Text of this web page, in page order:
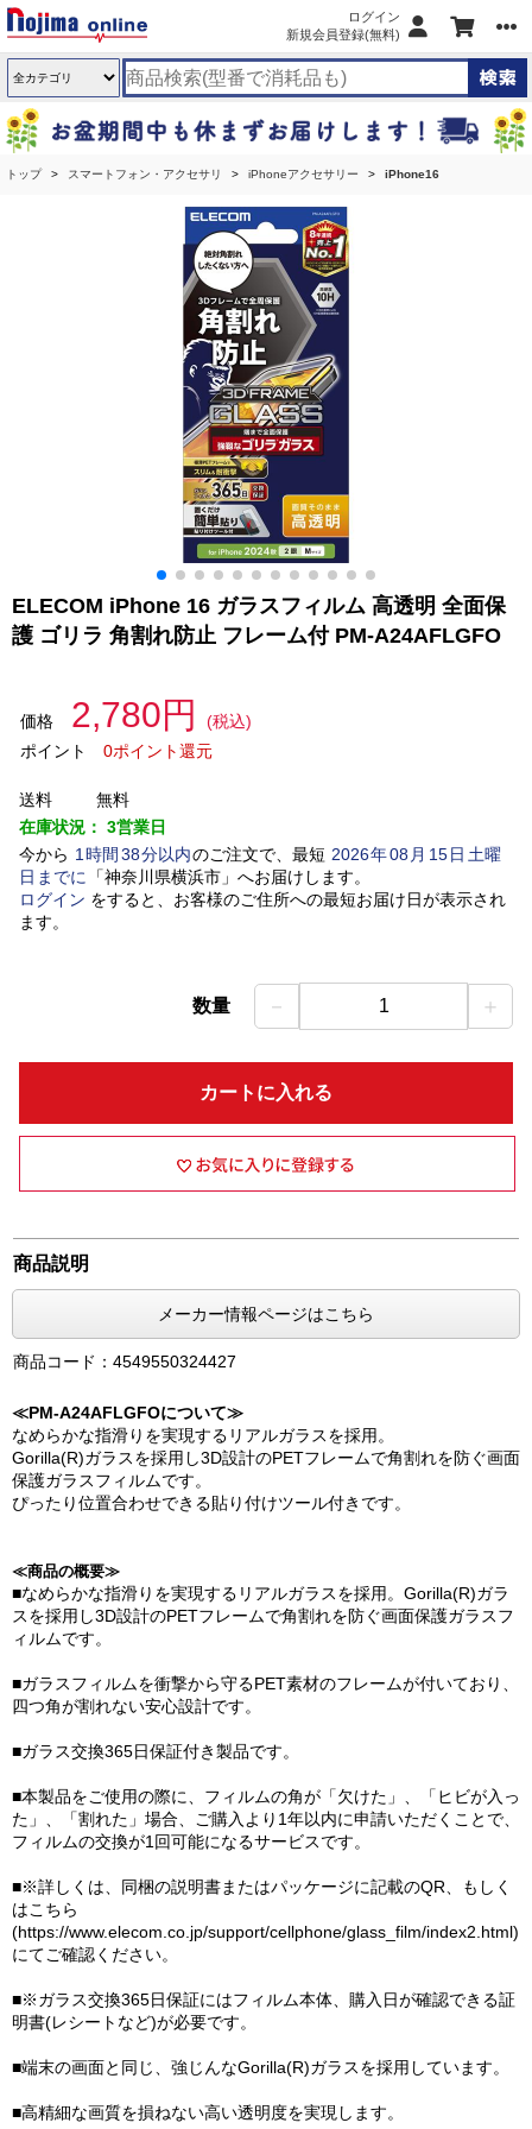
ログイン
新規会員登録(無料)
トップ スマートフォン・アクセサリ iPhoneアクセサリー iPhone16
ELECOM iPhone 16 ガラスフィルム 高透明 全面保
護 ゴリラ 角割れ防止 フレーム付 PM-A24AFLGFO
価格 2,780円
(税込)
ポイント
0ポイント還元
送料
無料
在庫状況： 3営業日
今から 1 時間 38分以内のご注文で、最短 2026年08 月 15日土曜
日 までに 「神奈川県横浜市」 へお届けします。
ログイン をすると、お客様のご住所への最短お届け日が表示され
ます。
数量 － 1 ＋
カートに入れる
商品説明
メーカー情報ページはこちら
商品コード：4549550324427
≪PM-A24AFLGFOについて≫
なめらかな指滑りを実現するリアルガラスを採用。
Gorilla(R)ガラスを採用し3D設計のPETフレームで角割れを防ぐ画面
保護ガラスフィルムです。
ぴったり位置合わせできる貼り付けツール付きです。
≪商品の概要≫
■なめらかな指滑りを実現するリアルガラスを採用。Gorilla(R)ガラ
スを採用し3D設計のPETフレームで角割れを防ぐ画面保護ガラスフ
ィルムです。
■ガラスフィルムを衝撃から守るPET素材のフレームが付いており、
四つ角が割れない安心設計です。
■ガラス交換365日保証付き製品です。
■本製品をご使用の際に、フィルムの角が「欠けた」、「ヒビが入っ
た」、「割れた」場合、ご購入より1年以内に申請いただくことで、
フィルムの交換が1回可能になるサービスです。
■※詳しくは、同梱の説明書またはパッケージに記載のQR、もしく
はこちら
(https://www.elecom.co.jp/support/cellphone/glass_film/index2.html)
にてご確認ください。
■※ガラス交換365日保証にはフィルム本体、購入日が確認できる証
明書(レシートなど)が必要です。
■端末の画面と同じ、強じんなGorilla(R)ガラスを採用しています。
■高精細な画質を損ねない高い透明度を実現します。